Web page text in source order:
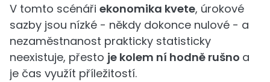
V tomto scénáři ekonomika kvete, úrokové
sazby jsou nízké - někdy dokonce nulové - a
nezaměstnanost prakticky statisticky
neexistuje, přesto je kolem ní hodně rušno a
je čas využít příležitostí.